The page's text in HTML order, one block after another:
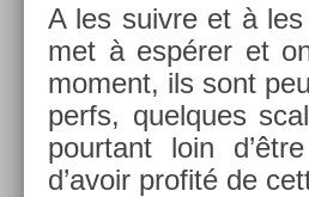
A les suiv­re et à
met à espérer et
mo­ment, ils sont
perfs, quel­ques
pour­tant loin
d’avoir pro­fité de